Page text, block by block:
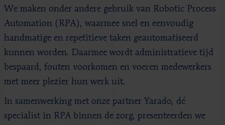
We maken onder andere gebruik van Robotic Process
Automation (RPA), waarmee snel en eenvoudig
handmatige en repetitieve taken geautomatiseerd
kunnen worden. Daarmee wordt administratieve tijd
bespaard, fouten voorkomen en voeren medewerkers
met meer plezier hun werk uit.
In samenwerking met onze partner Yarado, dé
specialist in RPA binnen de zorg, presenteerden we